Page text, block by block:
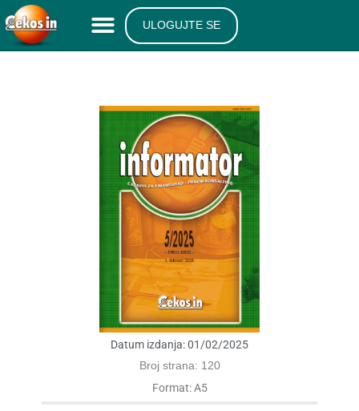
ULOGUJTE SE
Datum izdanja:01/02/2025
Broj strana: 120
Format: A5